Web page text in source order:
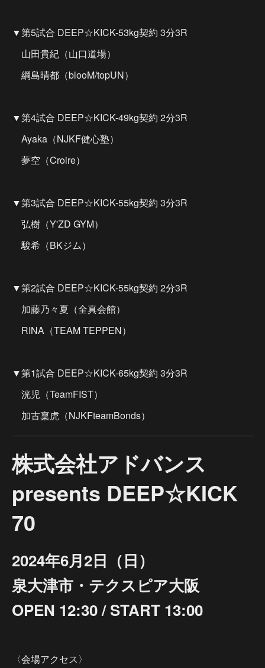
▼第5試合 DEEP☆KICK-53kg契約 3分3R
山田貴紀（山口道場）
綱島晴都（blooM/topUN）
▼第4試合 DEEP☆KICK-49kg契約 2分3R
Ayaka（NJKF健心塾）
夢空（Croire）
▼第3試合 DEEP☆KICK-55kg契約 3分3R
弘樹（Y'ZD GYM）
駿希（BKジム）
▼第2試合 DEEP☆KICK-55kg契約 2分3R
加藤乃々夏（全真会館）
RINA（TEAM TEPPEN）
▼第1試合 DEEP☆KICK-65kg契約 3分3R
洸児（TeamFIST）
加古稟虎（NJKFteamBonds）
株式会社アドバンス
presents DEEP☆KICK
70
2024年6月2日（日）
泉大津市・テクスピア大阪
OPEN 12:30 / START 13:00
〈会場アクセス〉